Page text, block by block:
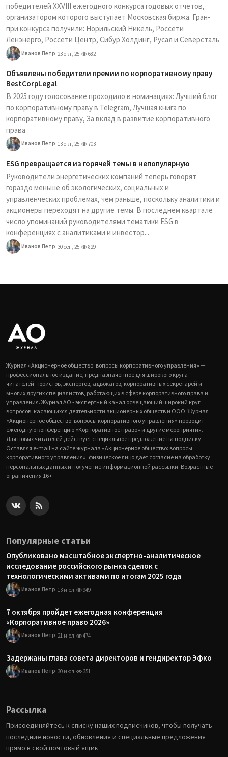
победителей XXVIII ежегодного конкурса годовых отчетов,
организатором которого выступает Московская биржа. Гран-
при конкурса получили: Норильский Никель, Россети
Ленэнерго, Россети Центр, Сибур Холдинг, Русал и Северсталь
Иванов Петр 23 окт, 25 682
Объявлены победители премии по корпоративному праву
BestCorpLegal
В 2025 году голосование проходило в номинациях: Лучший блог
по корпоративному праву в Telegram, Лучшая книга по
корпоративному праву, За вклад в развитие корпоративного
права
Иванов Петр 13 окт, 25 703
ESG превращается из горячей темы в непопулярную
Руководители энергетических компаний теперь говорят
гораздо меньше об экологических, социальных и
управленческих проблемах, чем раньше, поскольку аналитики и
акционеры переходят на другие темы. В последнем квартале
число упоминаний руководителями тематики ESG в
конференциях с аналитиками и инвестор...
Иванов Петр 30 сен, 25 829
Журнал «Акционерное общество: вопросы корпоративного управления» —
профессиональное издание, предназначенное для широкого круга
читателей - юристов, экспертов, адвокатов, корпоративных секретарей и
многих других специалистов, работающих в сфере корпоративного права и
управления. Журнал АО - экспертный канал освещающий широкий круг
вопросов, касающихся деятельности акционерных обществ и ООО. Журнал
«Акционерное общество: вопросы корпоративного управления» проводит
ежегодную конференцию «Корпоративное право» и другие мероприятия.
Для новых читателей действует специальное предложение на подписку.
Оставляя e-mail на сайте журнала «Акционерное общество: вопросы
корпоративного управления», физическое лицо дает согласие на обработку
персональных данных и получение информационной рассылки. Возрастные
ограничения 16+
Популярные статьи
Опубликовано масштабное экспертно-аналитическое
исследование российского рынка сделок с
технологическими активами по итогам 2025 года
Иванов Петр 13 июл 949
7 октября пройдет ежегодная конференция
«Корпоративное право 2026»
Иванов Петр 21 июл 474
Задержаны глава совета директоров и гендиректор Эфко
Иванов Петр 30 июл 351
Рассылка
Присоединяйтесь к списку наших подписчиков, чтобы получать
последние новости, обновления и специальные предложения
прямо в свой почтовый ящик